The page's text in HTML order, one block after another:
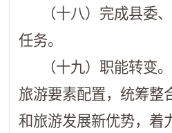
（十八）完成县委、
任务。
（十九）职能转变。
旅游要素配置，统筹整
和旅游发展新优势，着